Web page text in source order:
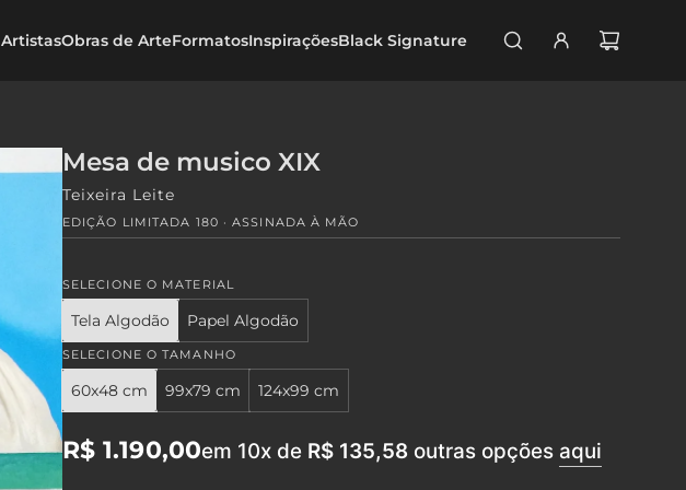
ArtistasObras de ArteFormatosInspiraçõesBlack Signature
Mesa de musico XIX
Teixeira Leite
EDIÇÃO LIMITADA 180 · ASSINADA À MÃO
SELECIONE O MATERIAL
Tela Algodão Papel Algodão
SELECIONE O TAMANHO
60x48 cm 99x79 cm 124x99 cm
Preço
R$ 1.190,00em 10x de R$ 135,58 outras opções aqui